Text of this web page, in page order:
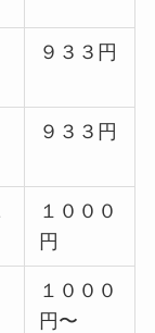
９３３円
９３３円
１０００
円
１０００
円〜